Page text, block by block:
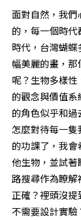
面對自然，我
的，每一個時
時代，台灣蝴
幅美麗的畫，
呢？生物多樣
的觀念與價值
的角色似乎和過
怎麼對待每一
的功課了，我
他生物，並試
路搜尋作為瞭
正確？裡頭沒
不需要設計實驗